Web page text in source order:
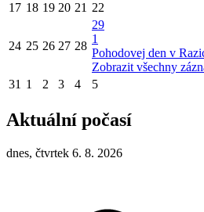
17 18 19 20 21 22
24 25 26 27 28
29
1
Pohodovej den v
Zobrazit všechny
31 1 2 3 4 5
Aktuální počasí
dnes, čtvrtek 6. 8. 2026